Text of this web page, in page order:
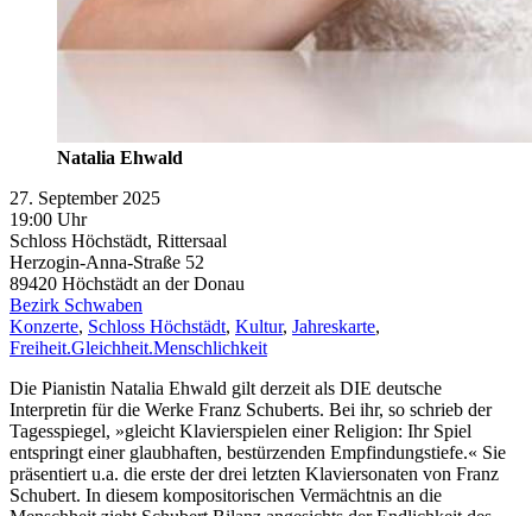
Natalia Ehwald
27. September 2025
19:00 Uhr
Schloss Höchstädt, Rittersaal
Herzogin-Anna-Straße 52
89420 Höchstädt an der Donau
Bezirk Schwaben
Konzerte, Schloss Höchstädt, Kultur, Jahreskarte,
Freiheit.Gleichheit.Menschlichkeit
Die Pianistin Natalia Ehwald gilt derzeit als DIE deutsche
Interpretin für die Werke Franz Schuberts. Bei ihr, so schrieb der
Tagesspiegel, »gleicht Klavierspielen einer Religion: Ihr Spiel
entspringt einer glaubhaften, bestürzenden Empfindungstiefe.« Sie
präsentiert u.a. die erste der drei letzten Klaviersonaten von Franz
Schubert. In diesem kompositorischen Vermächtnis an die